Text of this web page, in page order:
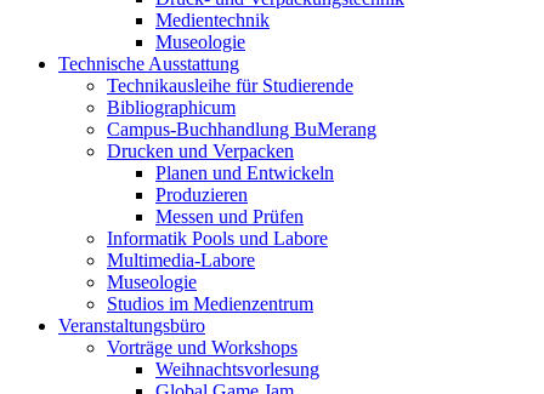
Medientechnik
Museologie
Technische Ausstattung
Technikausleihe für Studierende
Bibliographicum
Campus-Buchhandlung BuMerang
Drucken und Verpacken
Planen und Entwickeln
Produzieren
Messen und Prüfen
Informatik Pools und Labore
Multimedia-Labore
Museologie
Studios im Medienzentrum
Veranstaltungsbüro
Vorträge und Workshops
Weihnachtsvorlesung